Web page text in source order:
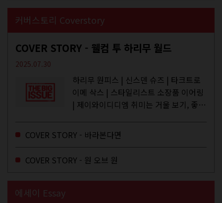
커버스토리 Coverstory
COVER STORY - 웰컴 투 하리무 월드
2025.07.30
하리무 원피스 | 신스덴 슈즈 | 타크트로
이메 삭스 | 스타일리스트 소장품 이어링
| 제이와이디디엠 취미는 거울 보기, 좋아
주와...
COVER STORY - 바라본다면
COVER STORY - 원 오브 원
에세이 Essay